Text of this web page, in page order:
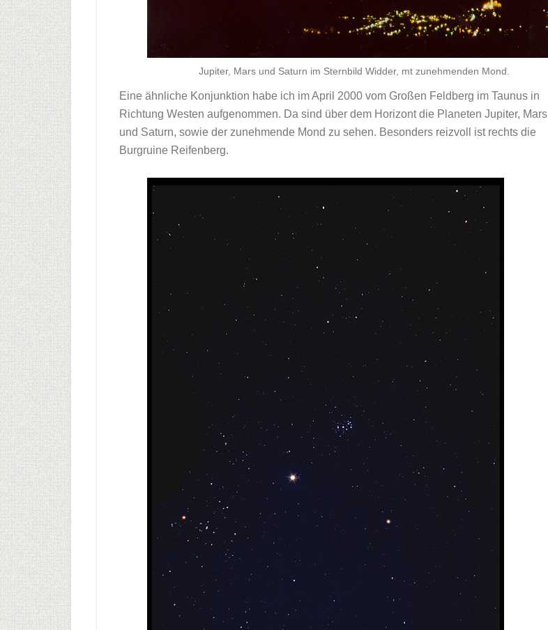
Jupiter, Mars und Saturn im Sternbild Widder, mt zunehmenden Mond.
Eine ähnliche Konjunktion habe ich im April 2000 vom Großen Feldberg im Taunus in
Richtung Westen aufgenommen. Da sind über dem Horizont die Planeten Jupiter, Mars
und Saturn, sowie der zunehmende Mond zu sehen. Besonders reizvoll ist rechts die
Burgruine Reifenberg.